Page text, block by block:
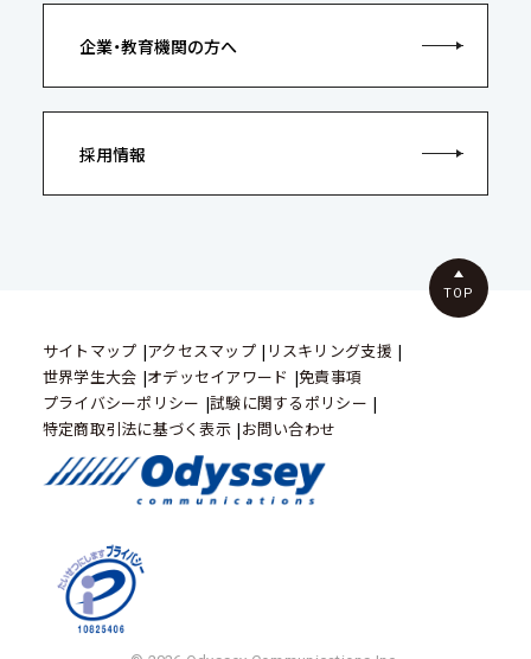
企業・教育機関の方へ
採用情報
サイトマップ アクセスマップ
リスキリング支援
世界学生大会 オデッセイアワード 免責事項
プライバシーポリシー 試験に関するポリシー
特定商取引法に基づく表示 お問い合わせ
TOP